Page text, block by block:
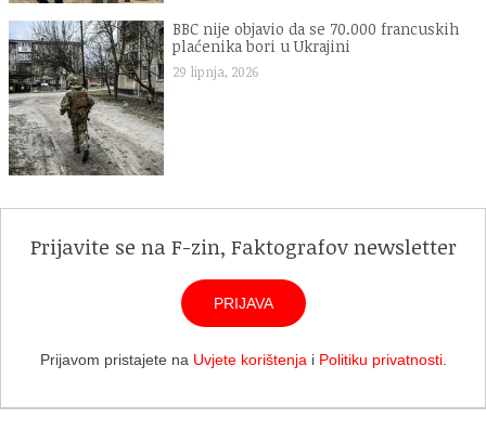
BBC nije objavio da se 70.000 francuskih
plaćenika bori u Ukrajini
29 lipnja, 2026
Prijavite se na F-zin, Faktografov newsletter
PRIJAVA
Prijavom pristajete na Uvjete korištenja i Politiku privatnosti.